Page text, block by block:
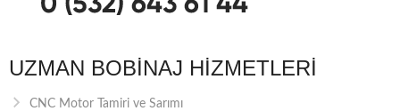
UZMAN BOBINAJ HIZMETLERI
CNC Motor Tamiri ve Sarımı